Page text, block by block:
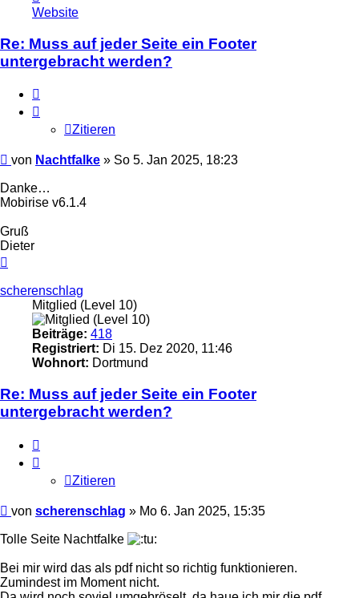
von
Nachtfalke
Website
Re: Muss auf jeder Seite ein Footer
untergebracht werden?
Zitieren
Ungelesener
von Nachtfalke » So 5. Jan 2025, 18:23
Danke…
Mobirise v6.1.4
Gruß
Dieter
scherenschlag
Mitglied (Level 10)
Beiträge: 418
Registriert: Di 15. Dez 2020, 11:46
Wohnort: Dortmund
Re: Muss auf jeder Seite ein Footer
untergebracht werden?
Zitieren
Ungelesener
von scherenschlag » Mo 6. Jan 2025, 15:35
Tolle Seite Nachtfalke
Bei mir wird das als pdf nicht so richtig funktionieren.
Zumindest im Moment nicht.